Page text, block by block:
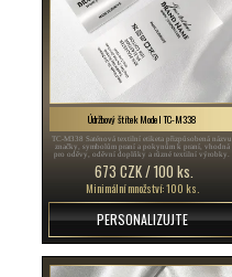
Údržbový štítek Model TC-M338
TC-M338 Saténová textilní etiketa přizpůsobená názvu
značky, symbolům praní a pokynům k praní, vhodná
pro oděvy, oděvní doplňky a různé textilní výrobky.
673 CZK / 100 ks.
Minimální množství: 100 ks.
PERSONALIZUJTE